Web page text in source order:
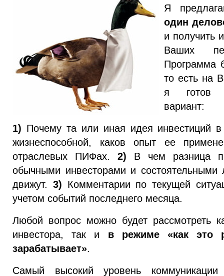
Я
один
и получить
Ваших
Программа
то есть на
я готов
вариант:
1) Почему та или иная идея инвестиций
жизнеспособной, каков опыт ее
отраслевых ПИФах. 2) В чем разница
обычными инвесторами и
движут. 3) Комментарии по текущей
учетом событий последнего месяца.
Любой вопрос можно будет рассмотреть
инвестора, так и в режиме «как это
зарабатывает».
Самый высокий уровень